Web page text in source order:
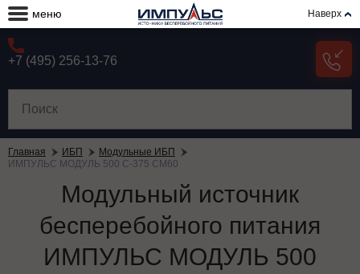
меню Наверх
+7 (495) 256-13-76
Главная ИБП
Модульные ИБП
ИМПУЛЬС МОДУЛЬ 500 С-375 СМ60
Модульный источник
бесперебойного питания
ИМПУЛЬС МОДУЛЬ 500